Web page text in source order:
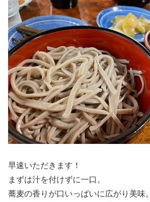
早速いただきます！
まずは汁を付けずに一口。
蕎麦の香りが口いっぱいに広がり美味。